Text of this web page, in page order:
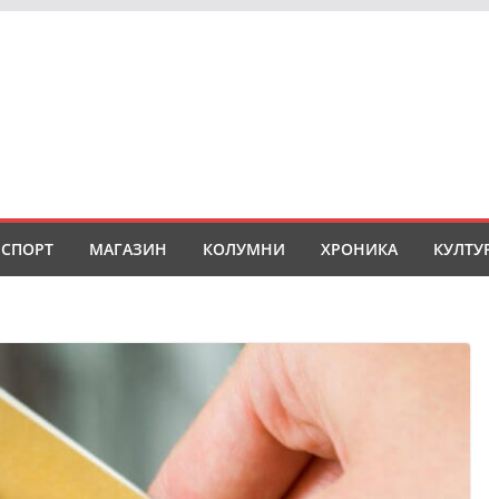
СПОРТ МАГАЗИН КОЛУМНИ ХРОНИКА